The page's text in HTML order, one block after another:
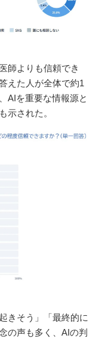
師よりも信頼でき
えた人が全体で約1
AIを重要な情報源と
示された。
きそう」「最終的に
の声も多く、AIの判